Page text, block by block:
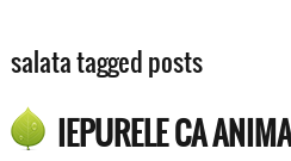
salata tagged posts
IEPURELE CA